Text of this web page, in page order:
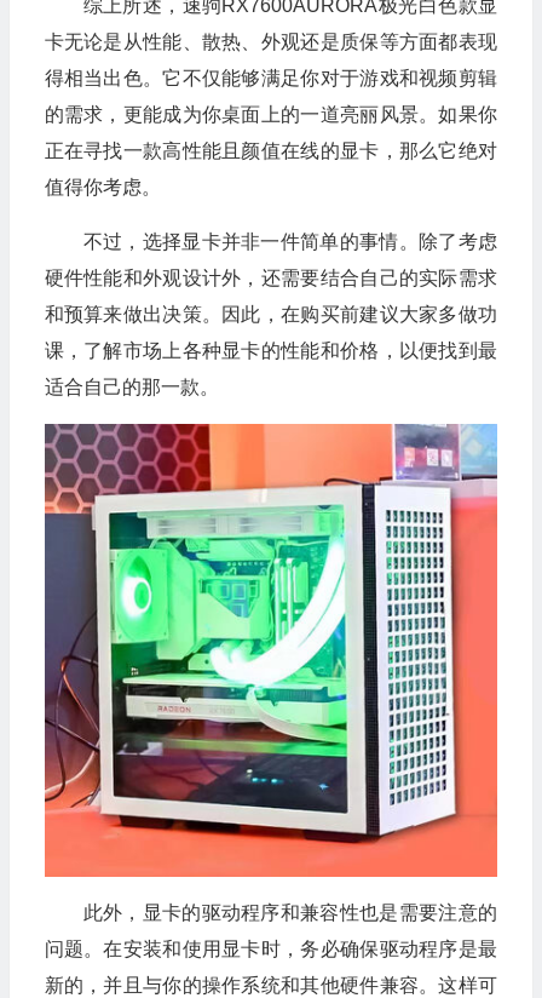
综上所述，速驹RX7600AURORA极光白色款显
卡无论是从性能、散热、外观还是质保等方面都表现
得相当出色。它不仅能够满足你对于游戏和视频剪辑
的需求，更能成为你桌面上的一道亮丽风景。如果你
正在寻找一款高性能且颜值在线的显卡，那么它绝对
值得你考虑。
不过，选择显卡并非一件简单的事情。除了考虑
硬件性能和外观设计外，还需要结合自己的实际需求
和预算来做出决策。因此，在购买前建议大家多做功
课，了解市场上各种显卡的性能和价格，以便找到最
适合自己的那一款。
此外，显卡的驱动程序和兼容性也是需要注意的
问题。在安装和使用显卡时，务必确保驱动程序是最
新的，并且与你的操作系统和其他硬件兼容。这样可